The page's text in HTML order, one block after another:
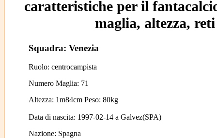
caratteristiche per il
maglia, altezza,
Squadra: Venezia
Ruolo: centrocampista
Numero Maglia: 71
Altezza: 1m84cm Peso: 80kg
Data di nascita: 1997-02-14 a Galvez(SPA)
Nazione: Spagna